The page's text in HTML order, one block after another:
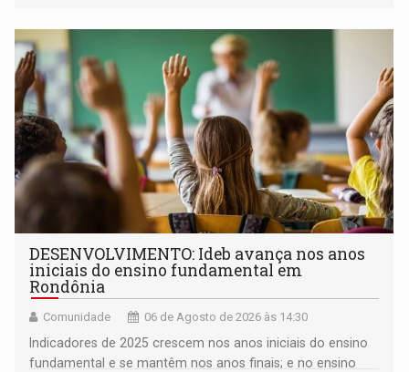
DESENVOLVIMENTO: Ideb avança nos anos
iniciais do ensino fundamental em
Rondônia
Comunidade 06 de Agosto de 2026 às 14:30
Indicadores de 2025 crescem nos anos iniciais do ensino
fundamental e se mantêm nos anos finais; e no ensino